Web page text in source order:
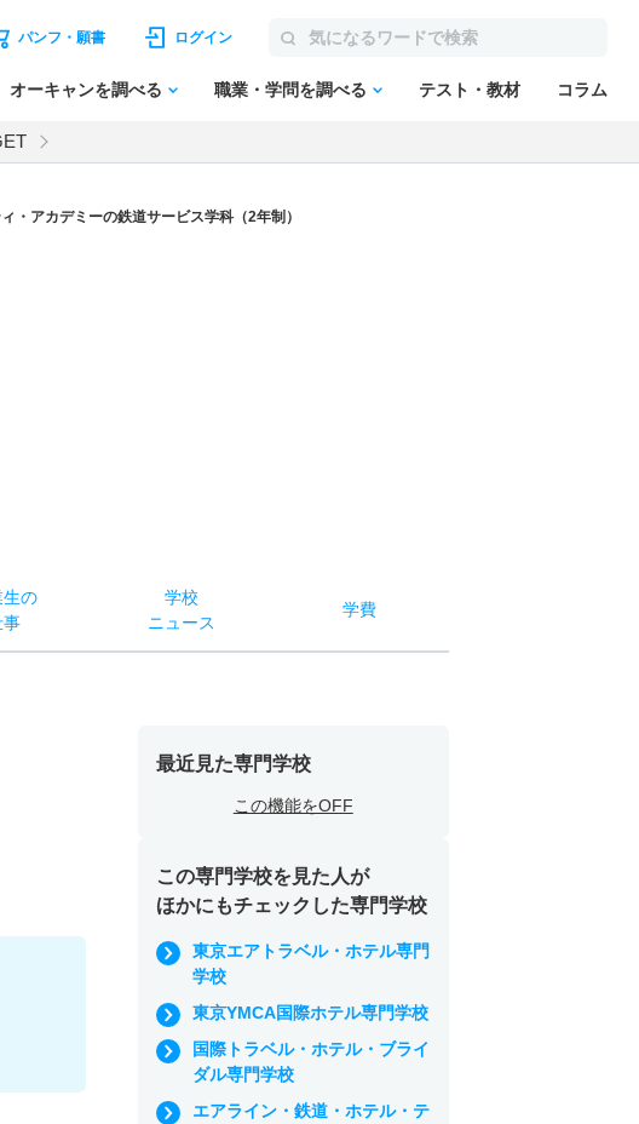
パンフ・願書 ログイン
オーキャンを調べる 職業・学問を調べる テスト・教材 コラム
・アカデミーの鉄道サービス学科（2年制）
の
事
学校
ニュース
学費
最近見た専門学校
この機能をOFF
この専門学校を見た人が
ほかにもチェックした専門学校
東京エアトラベル・ホテル専門
学校
東京YMCA国際ホテル専門学校
国際トラベル・ホテル・ブライ
ダル専門学校
エアライン・鉄道・ホテル・テ